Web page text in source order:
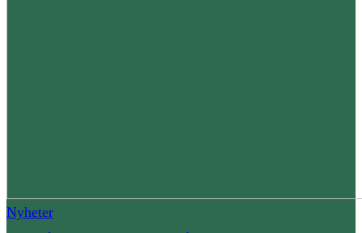
Nyheter